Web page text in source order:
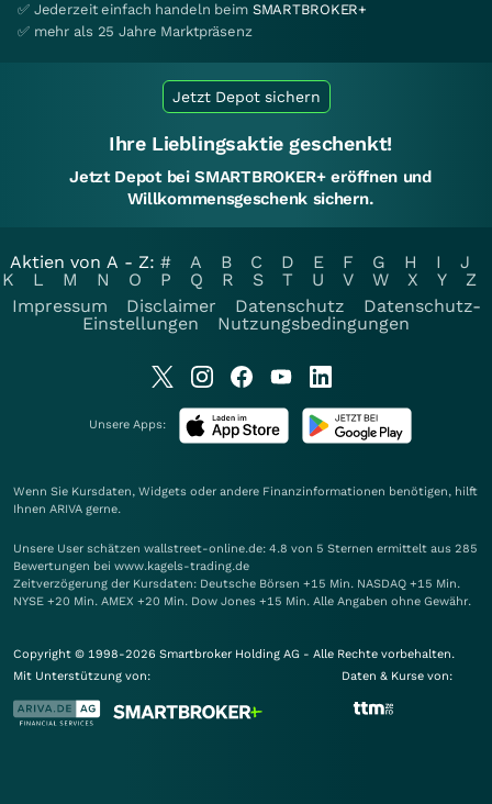
✅ Jederzeit einfach handeln beim SMARTBROKER+
✅ mehr als 25 Jahre Marktpräsenz
Jetzt Depot sichern
Ihre Lieblingsaktie geschenkt!
Jetzt Depot bei SMARTBROKER+ eröffnen und
Willkommensgeschenk sichern.
Aktien von A - Z: # A B C D E F G H I
J
K
L M N O P Q R S T U V W X Y
Z
Impressum
Disclaimer Datenschutz
Datenschutz-
Einstellungen
Nutzungsbedingungen
Unsere Apps:
Wenn Sie Kursdaten, Widgets oder andere Finanzinformationen benötigen, hilft
Ihnen ARIVA gerne.
Unsere User schätzen wallstreet-online.de: 4.8 von 5 Sternen ermittelt aus 285
Bewertungen bei www.kagels-trading.de
Zeitverzögerung der Kursdaten: Deutsche Börsen +15 Min. NASDAQ +15 Min.
NYSE +20 Min. AMEX +20 Min. Dow Jones +15 Min. Alle Angaben ohne Gewähr.
Copyright © 1998-2026 Smartbroker Holding AG - Alle Rechte vorbehalten.
Mit Unterstützung von:
Daten & Kurse von: